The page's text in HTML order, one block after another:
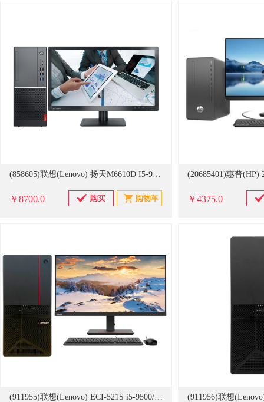
(858605)联想(Lenovo) 扬天M6610D I5-9400/8G/1T+128G/WIN10H/19.5寸 台式电脑(单位：套)
￥8700.0 ￥4375.0
(911955)联想(Lenovo) ECI-521S i5-9500/8G/128G+1TB/无光驱/集显/DOS/3年保/23英寸 商用台式整机 黑色(单位：套)